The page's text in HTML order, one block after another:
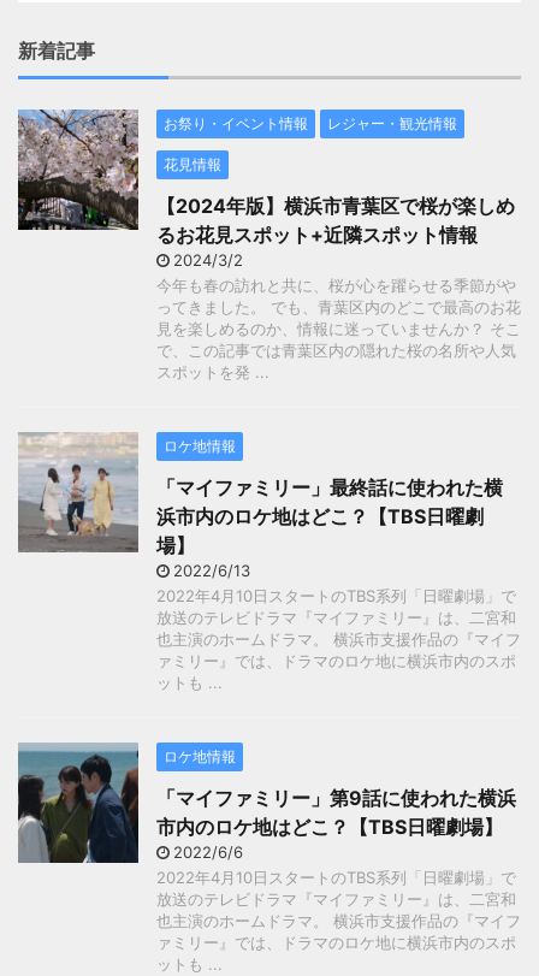
新着記事
お祭り・イベント情報 レジャー・観光情報
花見情報
【2024年版】横浜市青葉区で桜が楽しめ
るお花見スポット+近隣スポット情報
2024/3/2
今年も春の訪れと共に、桜が心を躍らせる季節がや
ってきました。 でも、青葉区内のどこで最高のお花
見を楽しめるのか、情報に迷っていませんか？ そこ
で、この記事では青葉区内の隠れた桜の名所や人気
スポットを発 ...
ロケ地情報
「マイファミリー」最終話に使われた横
浜市内のロケ地はどこ？【TBS日曜劇
場】
2022/6/13
2022年4月10日スタートのTBS系列「日曜劇場」で
放送のテレビドラマ『マイファミリー』は、二宮和
也主演のホームドラマ。 横浜市支援作品の『マイフ
ァミリー』では、ドラマのロケ地に横浜市内のスポ
ットも ...
ロケ地情報
「マイファミリー」第9話に使われた横浜
市内のロケ地はどこ？【TBS日曜劇場】
2022/6/6
2022年4月10日スタートのTBS系列「日曜劇場」で
放送のテレビドラマ『マイファミリー』は、二宮和
也主演のホームドラマ。 横浜市支援作品の『マイフ
ァミリー』では、ドラマのロケ地に横浜市内のスポ
ットも ...